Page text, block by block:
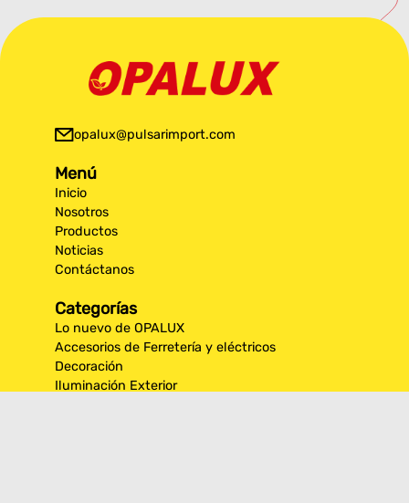
opalux@pulsarimport.com
Menú
Inicio
Nosotros
Productos
Noticias
Contáctanos
Categorías
Lo nuevo de OPALUX
Accesorios de Ferretería y eléctricos
Decoración
Iluminación Exterior